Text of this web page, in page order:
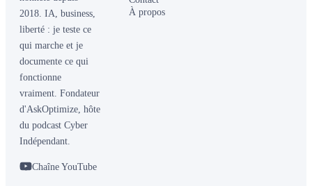
2018. IA, business,
liberté : je teste ce
qui marche et je
documente ce qui
fonctionne
vraiment. Fondateur
d'AskOptimize, hôte
du podcast Cyber
Indépendant.
Chaîne YouTube
À propos